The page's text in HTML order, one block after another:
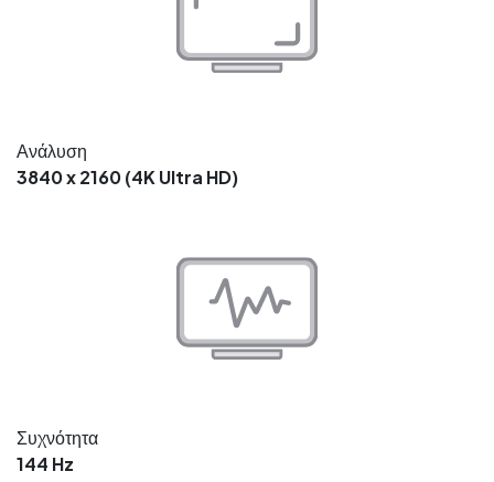
Ανάλυση
3840 x 2160 (4K Ultra HD)
Συχνότητα
144 Hz